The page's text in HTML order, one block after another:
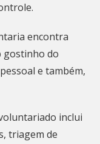
encontra
gostinho do
e também,
inclui
triagem de